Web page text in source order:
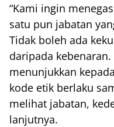
“Kami ingin
satu pun jabatan
Tidak boleh ada
daripada
menunjukkan
kode etik berlaku
melihat jabatan,
lanjutnya.